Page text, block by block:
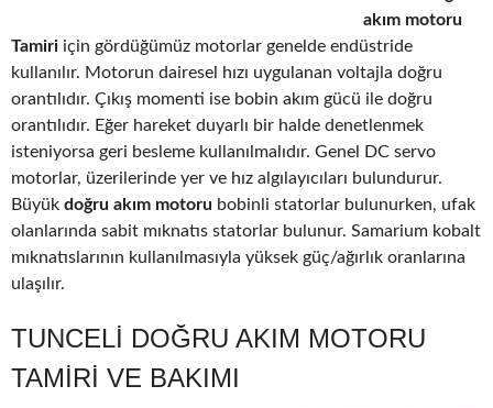
akım motoru
Tamiri için gördüğümüz motorlar genelde endüstride
kullanılır. Motorun dairesel hızı uygulanan voltajla doğru
orantılıdır. Çıkış momenti ise bobin akım gücü ile doğru
orantılıdır. Eğer hareket duyarlı bir halde denetlenmek
isteniyorsa geri besleme kullanılmalıdır. Genel DC servo
motorlar, üzerilerinde yer ve hız algılayıcıları bulundurur.
Büyük doğru akım motoru bobinli statorlar bulunurken, ufak
olanlarında sabit mıknatıs statorlar bulunur. Samarium kobalt
mıknatıslarının kullanılmasıyla yüksek güç/ağırlık oranlarına
ulaşılır.
TUNCELI DOĞRU AKIM MOTORU
TAMIRI VE BAKIMI